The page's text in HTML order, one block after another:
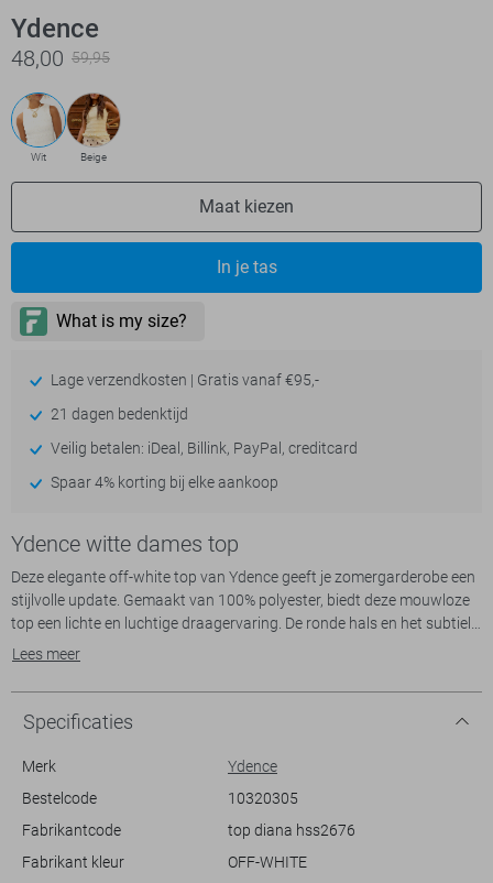
Ydence
48,00 59,95
Wit Beige
Maat kiezen
In je tas
Lage verzendkosten | Gratis vanaf €95,-
21 dagen bedenktijd
Veilig betalen: iDeal, Billink, PayPal, creditcard
Spaar 4% korting bij elke aankoop
Ydence witte dames top
Deze elegante off-white top van Ydence geeft je zomergarderobe een
stijlvolle update. Gemaakt van 100% polyester, biedt deze mouwloze
top een lichte en luchtige draagervaring. De ronde hals en het subtiele
structuurpatroon geven het geheel een verfijnde uitstraling. De slim fit
speels detail toevoegen. Perfect om te dragen op zonnige dagen,
zowel naar het strand als tijdens een casual lunch.
Dankzij het tijdloze design is deze Ydence top eenvoudig te
combineren met een scala aan kledingstukken. Draag hem op een
elegante rok voor een meer formele gelegenheid. De veelzijdigheid van
deze top maakt hem een waardevolle toevoeging aan je kledingkast.
Geschikt voor uiteenlopende situaties, van een ontspannen
Lees meer
Specificaties
Merk
Ydence
Bestelcode
10320305
Fabrikantcode
top diana hss2676
Fabrikant kleur
OFF-WHITE